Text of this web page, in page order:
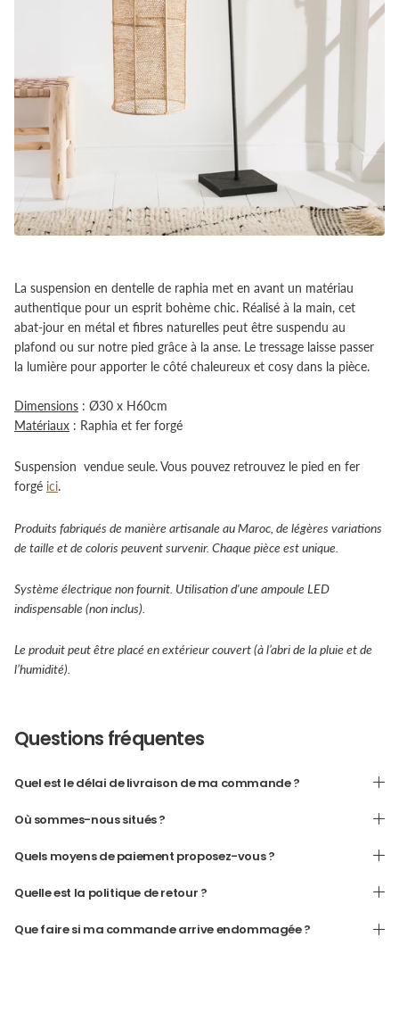
La suspension en dentelle de raphia met en avant un matériau
authentique pour un esprit bohème chic. Réalisé à la main, cet
abat-jour en métal et fibres naturelles peut être suspendu au
plafond ou sur notre pied grâce à la anse. Le tressage laisse passer
la lumière pour apporter le côté chaleureux et cosy dans la pièce.
Dimensions : Ø30 x H60cm
Matériaux : Raphia et fer forgé
Suspension vendue seule. Vous pouvez retrouvez le pied en fer
forgé ici.
Produits fabriqués de manière artisanale au Maroc, de légères variations
de taille et de coloris peuvent survenir. Chaque pièce est unique.
Système électrique non fournit. Utilisation d'une ampoule LED
indispensable (non inclus).
Le produit peut être placé en extérieur couvert (à l’abri de la pluie et de
l’humidité).
Questions fréquentes
Quel est le délai de livraison de ma commande ?
Où sommes-nous situés ?
Quels moyens de paiement proposez-vous ?
Quelle est la politique de retour ?
Que faire si ma commande arrive endommagée ?